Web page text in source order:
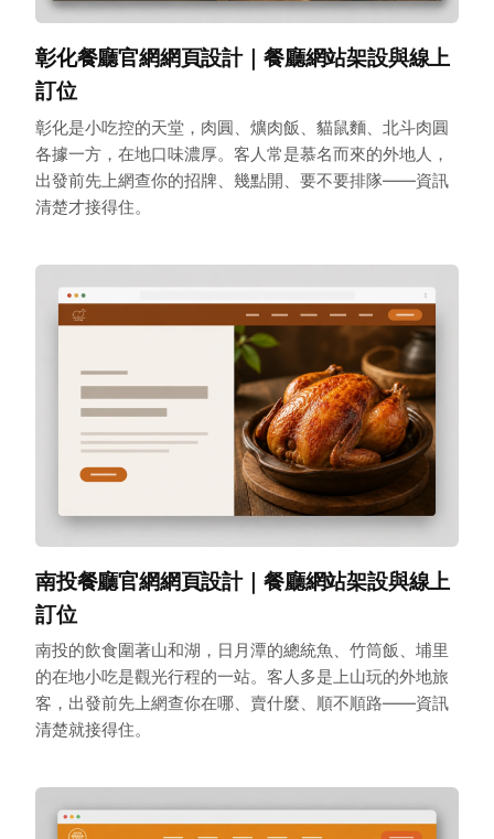
彰化餐廳官網網頁設計｜餐廳網站架設與線上
訂位
彰化是小吃控的天堂，肉圓、爌肉飯、貓鼠麵、北斗肉圓
各據一方，在地口味濃厚。客人常是慕名而來的外地人，
出發前先上網查你的招牌、幾點開、要不要排隊——資訊
清楚才接得住。
南投餐廳官網網頁設計｜餐廳網站架設與線上
訂位
南投的飲食圍著山和湖，日月潭的總統魚、竹筒飯、埔里
的在地小吃是觀光行程的一站。客人多是上山玩的外地旅
客，出發前先上網查你在哪、賣什麼、順不順路——資訊
清楚就接得住。